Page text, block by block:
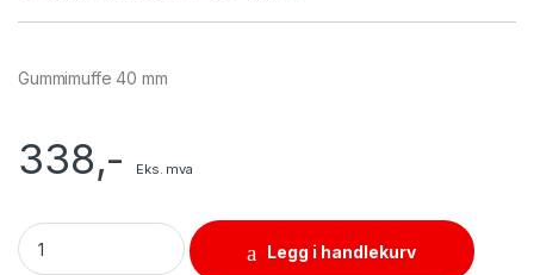
Gummimuffe 40 mm
338,- Eks. mva
Gummimuffe 40 mm quantity
Legg i handlekurv